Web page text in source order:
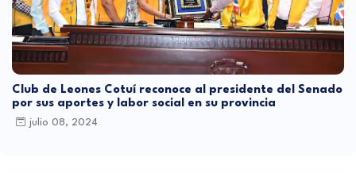
Club de Leones Cotuí reconoce al presidente del Senado
por sus aportes y labor social en su provincia
julio 08, 2024